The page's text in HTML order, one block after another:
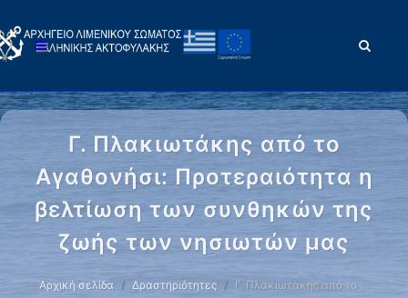
Γ. Πλακιωτάκης από το
Αγαθονήσι: Προτεραιότητα η
βελτίωση των συνθηκών της
ζωής των νησιωτών μας
Αρχική σελίδα Δραστηριότητες Γ. Πλακιωτάκης από το …